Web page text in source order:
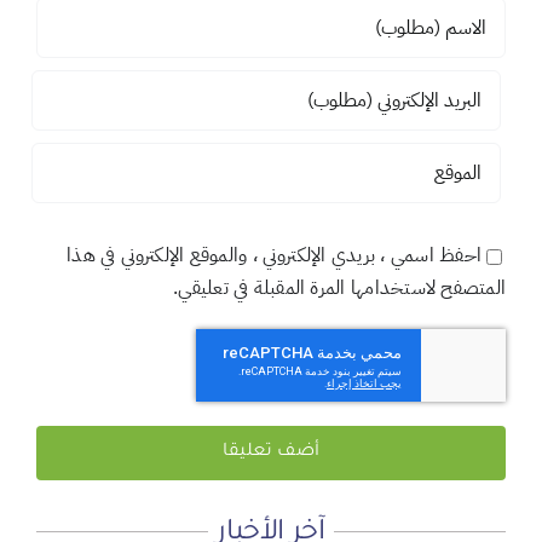
آخر الأخبار
احفظ اسمي ، بريدي الإلكتروني ، والموقع الإلكتروني في هذا
المتصفح لاستخدامها المرة المقبلة في تعليقي.